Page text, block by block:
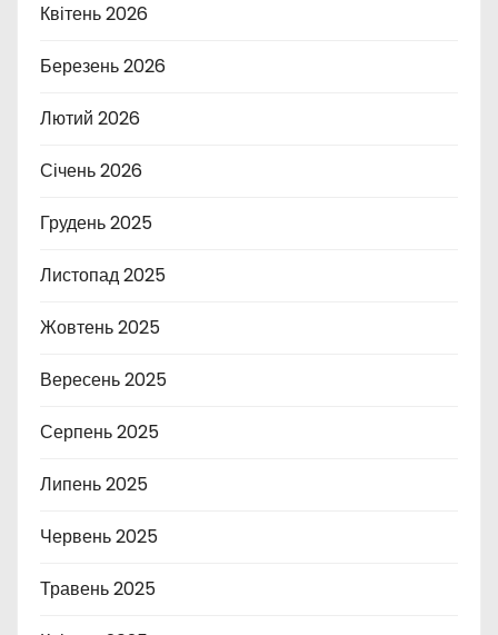
Квітень 2026
Березень 2026
Лютий 2026
Січень 2026
Грудень 2025
Листопад 2025
Жовтень 2025
Вересень 2025
Серпень 2025
Липень 2025
Червень 2025
Травень 2025